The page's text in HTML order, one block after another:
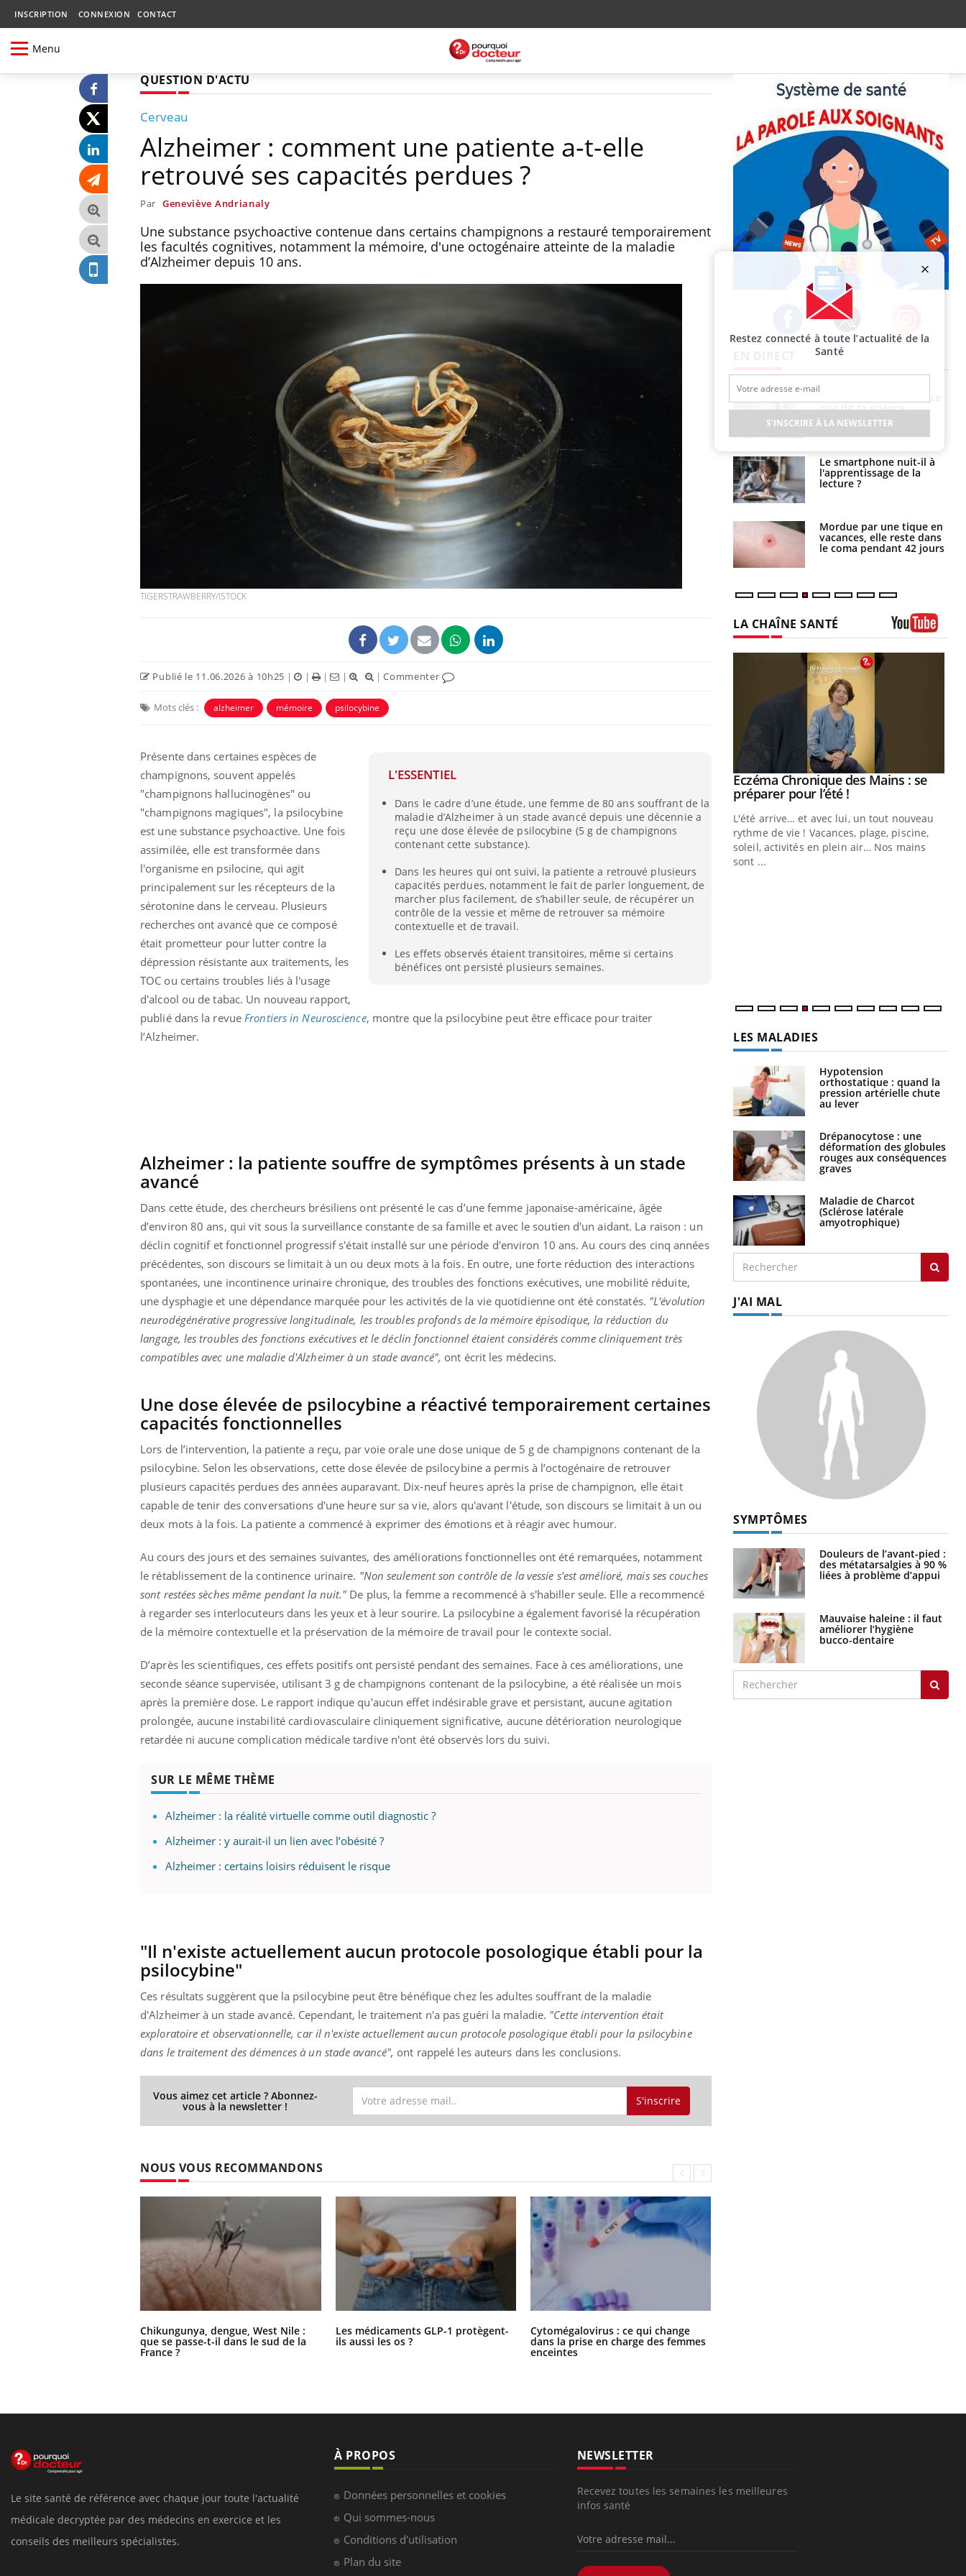
INSCRIPTION CONNEXION CONTACT
Menu
QUESTION D'ACTU
Cerveau
Alzheimer : comment une patiente a-t-elle
retrouvé ses capacités perdues ?
Par Geneviève Andrianaly
Une substance psychoactive contenue dans certains champignons a restauré temporairement
les facultés cognitives, notamment la mémoire, d'une octogénaire atteinte de la maladie
d’Alzheimer depuis 10 ans.
TIGERSTRAWBERRY/ISTOCK
Publié le 11.06.2026 à 10h25 | | | | |Commenter
Mots clés : alzheimer mémoire psilocybine
L'ESSENTIEL
Dans le cadre d’une étude, une femme de 80 ans souffrant de la
maladie d’Alzheimer à un stade avancé depuis une décennie a
reçu une dose élevée de psilocybine (5 g de champignons
contenant cette substance).
Dans les heures qui ont suivi, la patiente a retrouvé plusieurs
capacités perdues, notamment le fait de parler longuement, de
marcher plus facilement, de s’habiller seule, de récupérer un
contrôle de la vessie et même de retrouver sa mémoire
contextuelle et de travail.
Les effets observés étaient transitoires, même si certains
bénéfices ont persisté plusieurs semaines.
Présente dans certaines espèces de
champignons, souvent appelés
"champignons hallucinogènes" ou
"champignons magiques", la psilocybine
est une substance psychoactive. Une fois
assimilée, elle est transformée dans
l'organisme en psilocine, qui agit
principalement sur les récepteurs de la
sérotonine dans le cerveau. Plusieurs
recherches ont avancé que ce composé
était prometteur pour lutter contre la
dépression résistante aux traitements, les
TOC ou certains troubles liés à l'usage
d'alcool ou de tabac. Un nouveau rapport,
publié dans la revue Frontiers in Neuroscience, montre que la psilocybine peut être efficace pour traiter
l’Alzheimer.
Alzheimer : la patiente souffre de symptômes présents à un stade
avancé
Dans cette étude, des chercheurs brésiliens ont présenté le cas d’une femme japonaise-américaine, âgée
d’environ 80 ans, qui vit sous la surveillance constante de sa famille et avec le soutien d'un aidant. La raison : un
déclin cognitif et fonctionnel progressif s'était installé sur une période d'environ 10 ans. Au cours des cinq années
précédentes, son discours se limitait à un ou deux mots à la fois. En outre, une forte réduction des interactions
spontanées, une incontinence urinaire chronique, des troubles des fonctions exécutives, une mobilité réduite,
une dysphagie et une dépendance marquée pour les activités de la vie quotidienne ont été constatés. "L'évolution
neurodégénérative progressive longitudinale, les troubles profonds de la mémoire épisodique, la réduction du
langage, les troubles des fonctions exécutives et le déclin fonctionnel étaient considérés comme cliniquement très
compatibles avec une maladie d'Alzheimer à un stade avancé", ont écrit les médecins.
Une dose élevée de psilocybine a réactivé temporairement certaines
capacités fonctionnelles
Lors de l’intervention, la patiente a reçu, par voie orale une dose unique de 5 g de champignons contenant de la
psilocybine. Selon les observations, cette dose élevée de psilocybine a permis à l’octogénaire de retrouver
plusieurs capacités perdues des années auparavant. Dix-neuf heures après la prise de champignon, elle était
capable de tenir des conversations d'une heure sur sa vie, alors qu'avant l'étude, son discours se limitait à un ou
deux mots à la fois. La patiente a commencé à exprimer des émotions et à réagir avec humour.
Au cours des jours et des semaines suivantes, des améliorations fonctionnelles ont été remarquées, notamment
le rétablissement de la continence urinaire. "Non seulement son contrôle de la vessie s'est amélioré, mais ses couches
sont restées sèches même pendant la nuit." De plus, la femme a recommencé à s'habiller seule. Elle a recommencé
à regarder ses interlocuteurs dans les yeux et à leur sourire. La psilocybine a également favorisé la récupération
de la mémoire contextuelle et la préservation de la mémoire de travail pour le contexte social.
D’après les scientifiques, ces effets positifs ont persisté pendant des semaines. Face à ces améliorations, une
seconde séance supervisée, utilisant 3 g de champignons contenant de la psilocybine, a été réalisée un mois
après la première dose. Le rapport indique qu’aucun effet indésirable grave et persistant, aucune agitation
prolongée, aucune instabilité cardiovasculaire cliniquement significative, aucune détérioration neurologique
retardée ni aucune complication médicale tardive n'ont été observés lors du suivi.
SUR LE MÊME THÈME
Alzheimer : la réalité virtuelle comme outil diagnostic ?
Alzheimer : y aurait-il un lien avec l’obésité ?
Alzheimer : certains loisirs réduisent le risque
"Il n'existe actuellement aucun protocole posologique établi pour la
psilocybine"
Ces résultats suggèrent que la psilocybine peut être bénéfique chez les adultes souffrant de la maladie
d'Alzheimer à un stade avancé. Cependant, le traitement n'a pas guéri la maladie. "Cette intervention était
exploratoire et observationnelle, car il n'existe actuellement aucun protocole posologique établi pour la psilocybine
dans le traitement des démences à un stade avancé", ont rappelé les auteurs dans les conclusions.
Vous aimez cet article ? Abonnez-
vous à la newsletter ! S'inscrire
NOUS VOUS RECOMMANDONS
Chikungunya, dengue, West Nile :
que se passe-t-il dans le sud de la
France ?
Les médicaments GLP-1 protègent-
ils aussi les os ?
Cytomégalovirus : ce qui change
dans la prise en charge des femmes
enceintes
Facebook Twitter Instagram
Chikungunya, dengue,
West Nile : que se passe-
Les médicaments GLP-1
protègent-ils aussi les os
Cytomégalovirus : ce qui
La sieste empêche-t-elle
de dormir la nuit ?
VIH : la fin du comprimé
tous les jours se profile-t-
elle enfin ?
Pourquoi votre ventre
gâche-t-il les premiers
jours de vos vacances ?
Fortes chaleurs :
noyade grimpe-t-il ?
Le Viagra pourrait-il
freiner la propagation du
que dit la science
Le smartphone nuit-il à
l'apprentissage de la
lecture ?
Mordue par une tique en
vacances, elle reste dans
le coma pendant 42 jours
LA CHAÎNE SANTÉ
Eczéma Chronique des Mains :
expliquer ma maladie Youtube
Il y a des sujets qui sont faciles à aborder...
d'autres non ! D'un côté, poser des
questions sur la maladie d'un proche c'est
Carence en fer : comprendre pour
prévenir
Fatigue, irritabilité, brouillard mental ou
même alopécie… Les symptômes de la
carence en fer sont multiples ce qui la rend
En 2026, l'insuline dans le diabète de type 2
reste entourée d'idées reçues chez les
patients comme parfois chez les soignants.
Youtube
Eczéma Chronique des Mains : se
préparer pour l’été !Youtube
L'été arrive… et avec lui, un tout nouveau
rythme de vie ! Vacances, plage, piscine,
soleil, activités en plein air… Nos mains
sont ...
LES MALADIES
Hypotension
orthostatique : quand la
pression artérielle chute
au lever
Drépanocytose : une
déformation des globules
rouges aux conséquences
graves
Maladie de Charcot
(Sclérose latérale
amyotrophique)
J'AI MAL
SYMPTÔMES
Douleurs de l’avant-pied :
des métatarsalgies à 90 %
liées à problème d’appui
Mauvaise haleine : il faut
améliorer l’hygiène
bucco-dentaire
Restez connecté à toute l’actualité de la
Santé
S'INSCRIRE À LA NEWSLETTER
Le site santé de référence avec chaque jour toute l'actualité
médicale decryptée par des médecins en exercice et les
conseils des meilleurs spécialistes.
À PROPOS
Données personnelles et cookies
Qui sommes-nous
Conditions d'utilisation
Plan du site
NEWSLETTER
Recevez toutes les semaines les meilleures
infos santé